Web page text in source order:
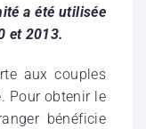
a été utilisée
et 2013.
aux couples
Pour obtenir le
bénéficie